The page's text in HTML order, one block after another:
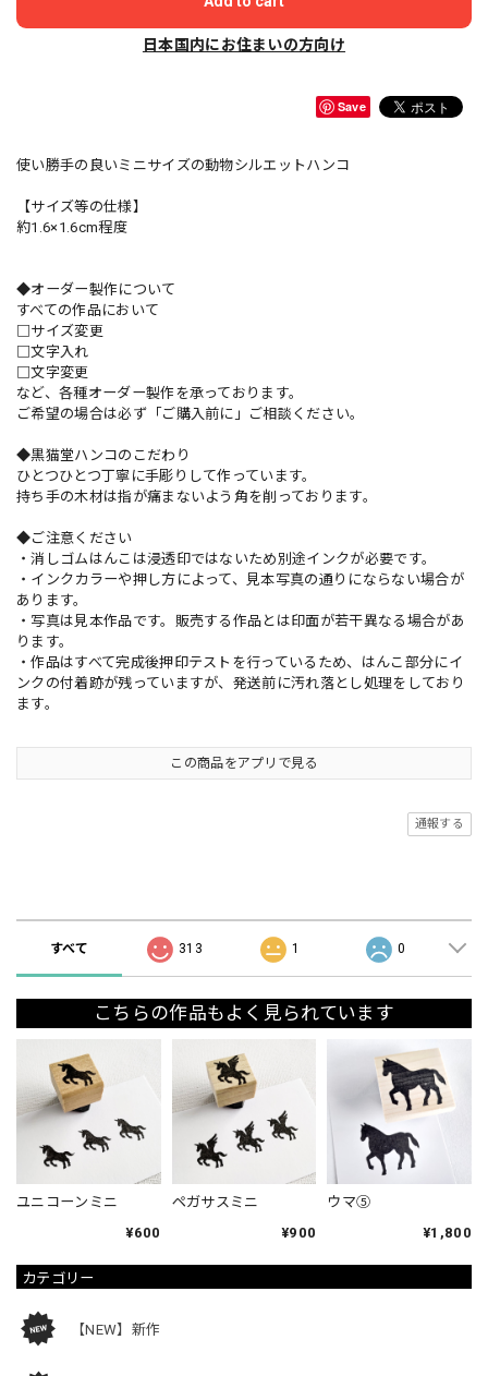
カテゴリー
【NEW】新作
日本国内にお住まいの方向け
Save
使い勝手の良いミニサイズの動物シルエットハンコ
【サイズ等の仕様】
約1.6×1.6cm程度
◆オーダー製作について
すべての作品において
□サイズ変更
□文字入れ
□文字変更
など、各種オーダー製作を承っております。
ご希望の場合は必ず「ご購入前に」ご相談ください。
◆黒猫堂ハンコのこだわり
ひとつひとつ丁寧に手彫りして作っています。
持ち手の木材は指が痛まないよう角を削っております。
◆ご注意ください
・消しゴムはんこは浸透印ではないため別途インクが必要です。
・インクカラーや押し方によって、見本写真の通りにならない場合が
あります。
・写真は見本作品です。販売する作品とは印面が若干異なる場合があ
ります。
・作品はすべて完成後押印テストを行っているため、はんこ部分にイ
ンクの付着跡が残っていますが、発送前に汚れ落とし処理をしており
ます。
この商品をアプリで見る
通報する
すべて 313 1 0
こちらの作品もよく見られています
ユニコーンミニ
¥600
ペガサスミニ
¥900
ウマ⑤
¥1,800